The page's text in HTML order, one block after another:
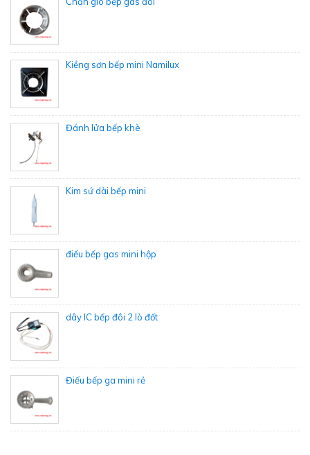
Kiềng sơn bếp mini Namilux
Đánh lửa bếp khè
Kim sứ dài bếp mini
điếu bếp gas mini hộp
dây IC bếp đôi 2 lò đốt
Điếu bếp ga mini rẻ